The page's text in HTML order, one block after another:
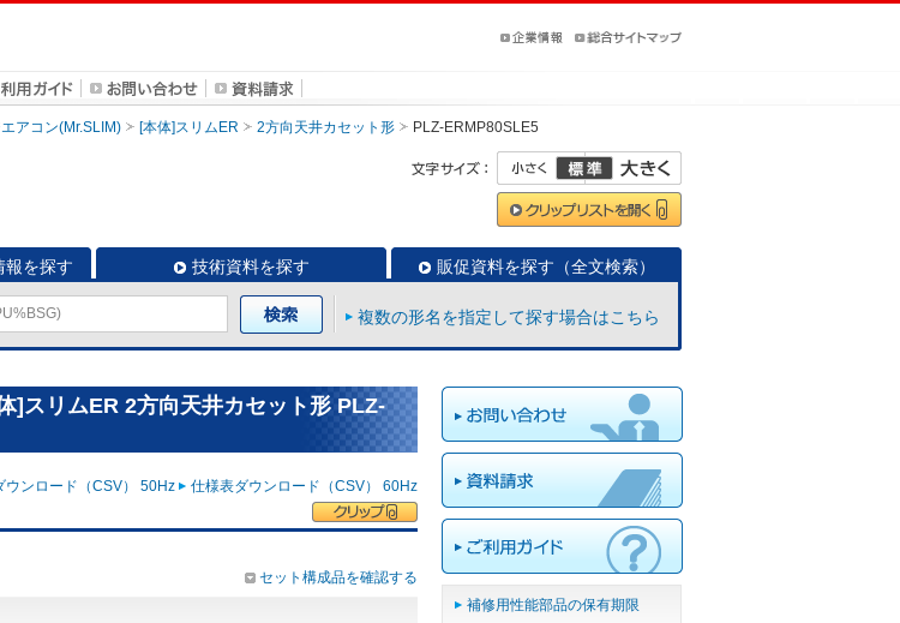
アコン(Mr.SLIM) [本体]スリムER 2方向天井カセット形 PLZ-ERMP80SLE5
報を探す 技術資料を探す 販促資料を探す（全文検索）
複数の形名を指定して探す場合はこちら
]スリムER 2方向天井カセット形 PLZ-
ウンロード（CSV） 50Hz 仕様表ダウンロード（CSV） 60Hz
セット構成品を確認する
補修用性能部品の保有期限